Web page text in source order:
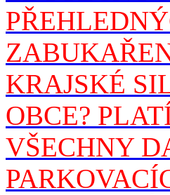
KRAJSKÉ
OBCE?
VŠECHNY